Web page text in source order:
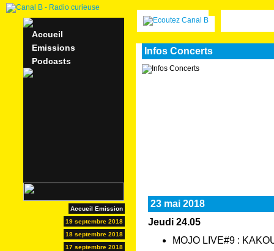
Accueil
Emissions
Podcasts
Accueil Emission
19 septembre 2018
18 septembre 2018
17 septembre 2018
Infos Concerts
23 mai 2018
Jeudi 24.05
MOJO LIVE#9 :